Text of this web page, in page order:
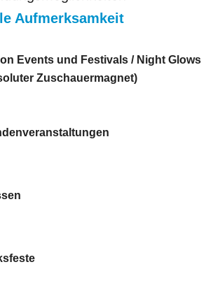
Aufmerksamkeit
Events und Festivals / Night Glows
Zuschauermagnet)